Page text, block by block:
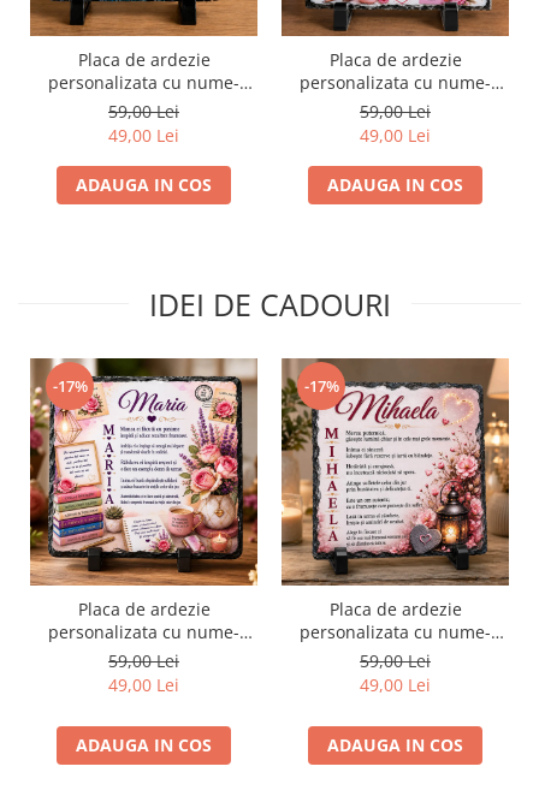
Placa de ardezie
personalizata cu nume-
Rares
59,00 Lei
49,00 Lei
ADAUGA IN COS
Placa de ardezie
personalizata cu nume-
Angela
59,00 Lei
49,00 Lei
ADAUGA IN COS
IDEI DE CADOURI
-17%
Placa de ardezie
personalizata cu nume-
Maria
59,00 Lei
49,00 Lei
ADAUGA IN COS
-17%
Placa de ardezie
personalizata cu nume-
Mihaela
59,00 Lei
49,00 Lei
ADAUGA IN COS